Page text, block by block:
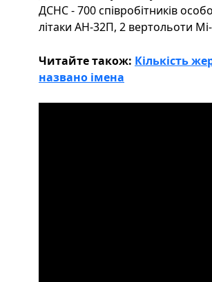
ДСНС - 700 співробітників
літаки АН-32П, 2 вертольоти
Читайте також: Кількість
названо імена